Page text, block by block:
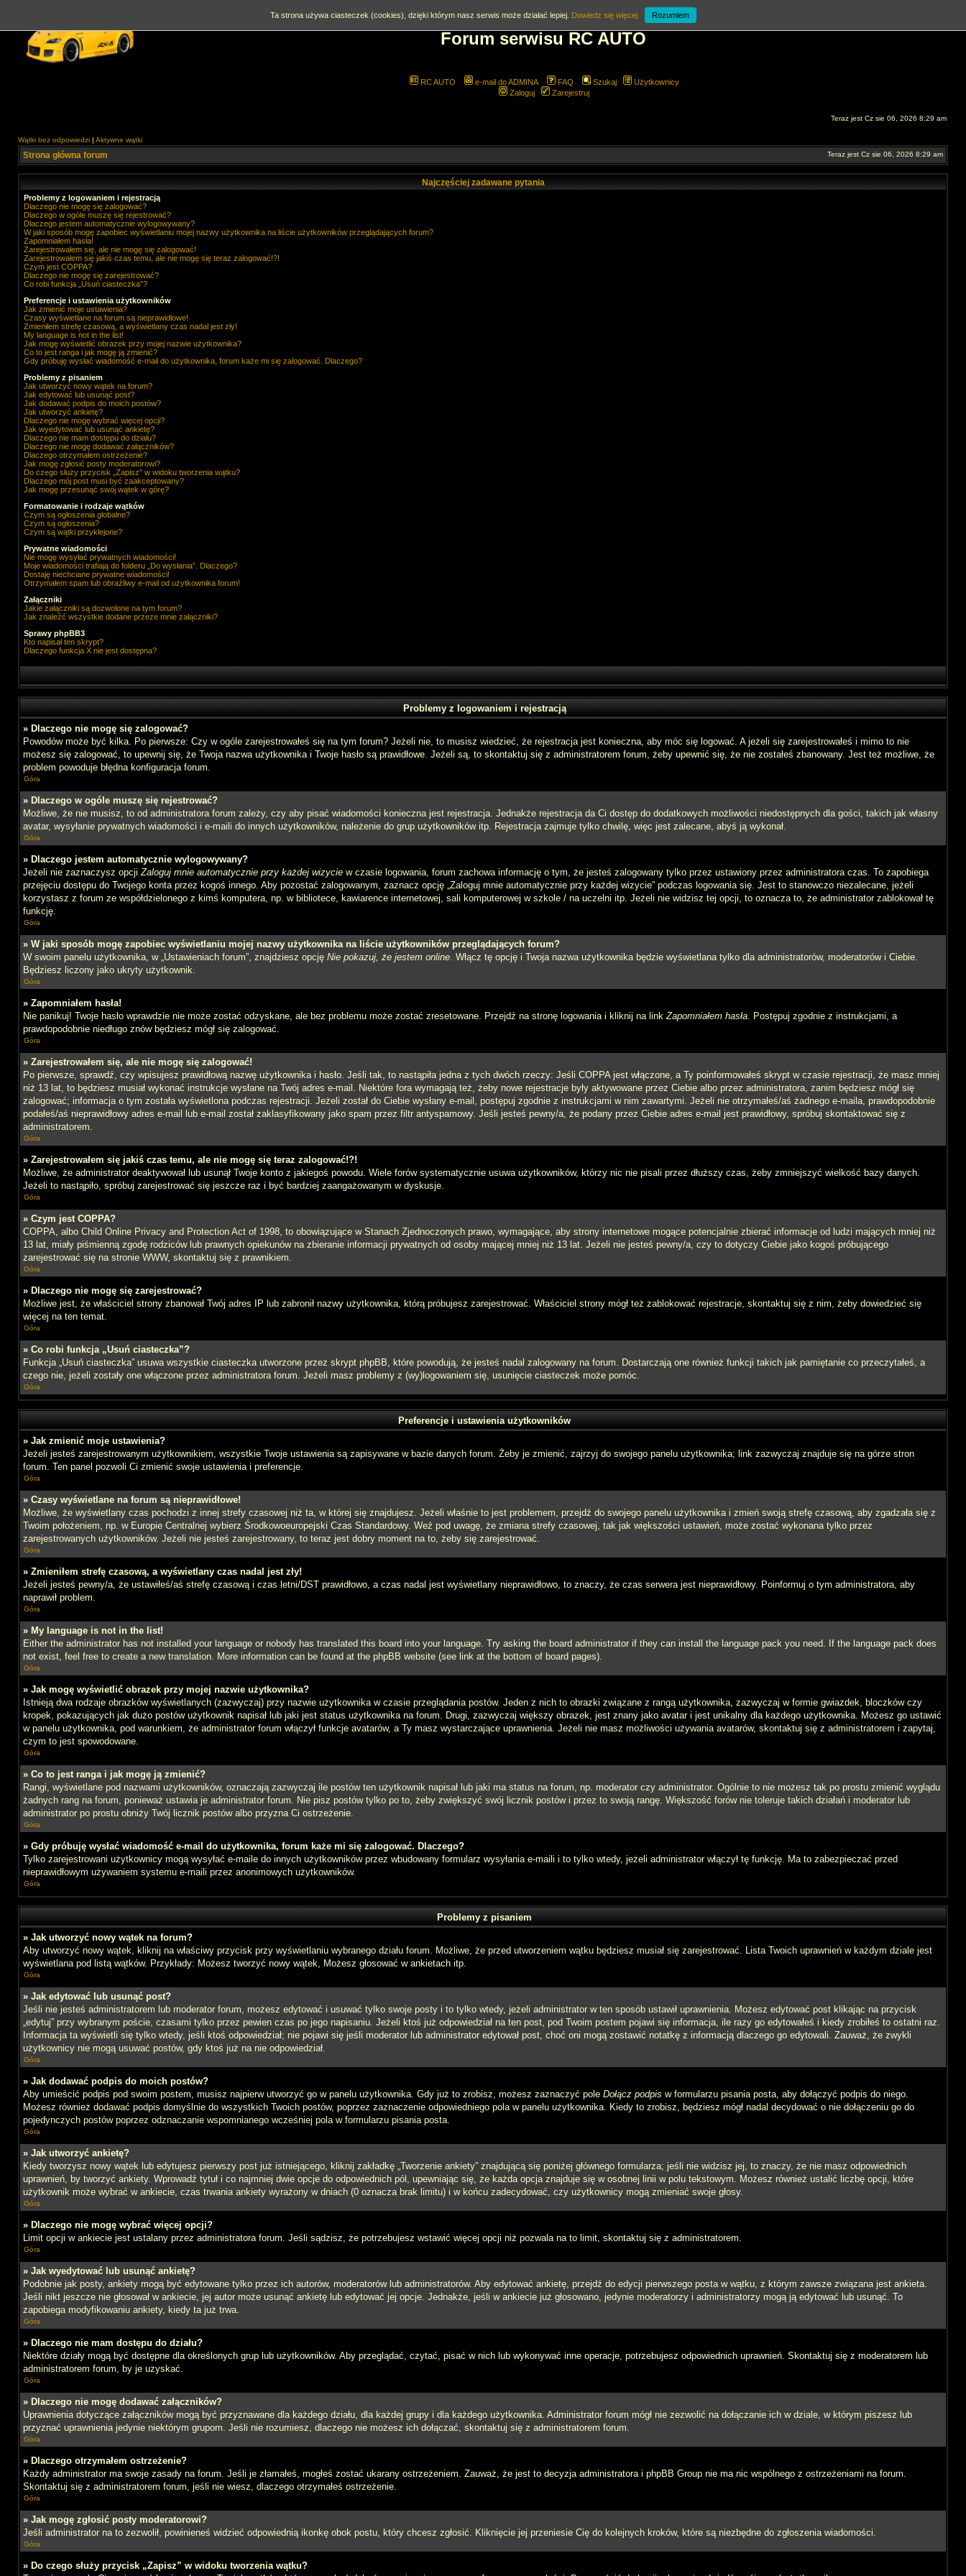
Forum serwisu RC AUTO
RC AUTO e-mail do ADMINA FAQ Szukaj
Użytkownicy
Zaloguj
Zarejestruj
Teraz jest Cz sie 06, 2026 8:29 am
Wątki bez odpowiedzi | Aktywne wątki
Strona główna forum Teraz jest Cz sie 06, 2026 8:29 am
Najczęściej zadawane pytania
Problemy z logowaniem i rejestracją
Dlaczego nie mogę się zalogować?
Dlaczego w ogóle muszę się rejestrować?
Dlaczego jestem automatycznie wylogowywany?
W jaki sposób mogę zapobiec wyświetlaniu mojej nazwy użytkownika na liście użytkowników przeglądających forum?
Zapomniałem hasła!
Zarejestrowałem się, ale nie mogę się zalogować!
Zarejestrowałem się jakiś czas temu, ale nie mogę się teraz zalogować!?!
Czym jest COPPA?
Dlaczego nie mogę się zarejestrować?
Co robi funkcja „Usuń ciasteczka”?
Preferencje i ustawienia użytkowników
Jak zmienić moje ustawienia?
Czasy wyświetlane na forum są nieprawidłowe!
Zmieniłem strefę czasową, a wyświetlany czas nadal jest zły!
My language is not in the list!
Jak mogę wyświetlić obrazek przy mojej nazwie użytkownika?
Co to jest ranga i jak mogę ją zmienić?
Gdy próbuję wysłać wiadomość e-mail do użytkownika, forum każe mi się zalogować. Dlaczego?
Problemy z pisaniem
Jak utworzyć nowy wątek na forum?
Jak edytować lub usunąć post?
Jak dodawać podpis do moich postów?
Jak utworzyć ankietę?
Dlaczego nie mogę wybrać więcej opcji?
Jak wyedytować lub usunąć ankietę?
Dlaczego nie mam dostępu do działu?
Dlaczego nie mogę dodawać załączników?
Dlaczego otrzymałem ostrzeżenie?
Jak mogę zgłosić posty moderatorowi?
Do czego służy przycisk „Zapisz” w widoku tworzenia wątku?
Dlaczego mój post musi być zaakceptowany?
Jak mogę przesunąć swój wątek w górę?
Formatowanie i rodzaje wątków
Czym są ogłoszenia globalne?
Czym są ogłoszenia?
Czym są wątki przyklejone?
Prywatne wiadomości
Nie mogę wysyłać prywatnych wiadomości!
Moje wiadomości trafiają do folderu „Do wysłania”. Dlaczego?
Dostaję niechciane prywatne wiadomości!
Otrzymałem spam lub obraźliwy e-mail od użytkownika forum!
Załączniki
Jakie załączniki są dozwolone na tym forum?
Jak znaleźć wszystkie dodane przeze mnie załączniki?
Sprawy phpBB3
Kto napisał ten skrypt?
Dlaczego funkcja X nie jest dostępna?
Problemy z logowaniem i rejestracją
» Dlaczego nie mogę się zalogować?
Powodów może być kilka. Po pierwsze: Czy w ogóle zarejestrowałeś się na tym forum? Jeżeli nie, to musisz wiedzieć, że rejestracja jest konieczna, aby móc się logować. A jeżeli się zarejestrowałeś i mimo to nie
możesz się zalogować, to upewnij się, że Twoja nazwa użytkownika i Twoje hasło są prawidłowe. Jeżeli są, to skontaktuj się z administratorem forum, żeby upewnić się, że nie zostałeś zbanowany. Jest też możliwe, że
problem powoduje błędna konfiguracja forum.
Góra
» Dlaczego w ogóle muszę się rejestrować?
Możliwe, że nie musisz, to od administratora forum zależy, czy aby pisać wiadomości konieczna jest rejestracja. Jednakże rejestracja da Ci dostęp do dodatkowych możliwości niedostępnych dla gości, takich jak własny
avatar, wysyłanie prywatnych wiadomości i e-maili do innych użytkowników, należenie do grup użytkowników itp. Rejestracja zajmuje tylko chwilę, więc jest zalecane, abyś ją wykonał.
Góra
» Dlaczego jestem automatycznie wylogowywany?
Jeżeli nie zaznaczysz opcjiZaloguj mnie automatycznie przy każdej wizycie w czasie logowania, forum zachowa informację o tym, że jesteś zalogowany tylko przez ustawiony przez administratora czas. To zapobiega
przejęciu dostępu do Twojego konta przez kogoś innego. Aby pozostać zalogowanym, zaznacz opcję „Zaloguj mnie automatycznie przy każdej wizycie” podczas logowania się. Jest to stanowczo niezalecane, jeżeli
korzystasz z forum ze współdzielonego z kimś komputera, np. w bibliotece, kawiarence internetowej, sali komputerowej w szkole / na uczelni itp. Jeżeli nie widzisz tej opcji, to oznacza to, że administrator zablokował tę
funkcję.
Góra
» W jaki sposób mogę zapobiec wyświetlaniu mojej nazwy użytkownika na liście użytkowników przeglądających forum?
W swoim panelu użytkownika, w „Ustawieniach forum”, znajdziesz opcję Nie pokazuj, że jestem online. Włącz tę opcję i Twoja nazwa użytkownika będzie wyświetlana tylko dla administratorów, moderatorów i Ciebie.
Będziesz liczony jako ukryty użytkownik.
Góra
» Zapomniałem hasła!
Nie panikuj! Twoje hasło wprawdzie nie może zostać odzyskane, ale bez problemu może zostać zresetowane. Przejdź na stronę logowania i kliknij na linkZapomniałem hasła. Postępuj zgodnie z instrukcjami, a
prawdopodobnie niedługo znów będziesz mógł się zalogować.
Góra
» Zarejestrowałem się, ale nie mogę się zalogować!
Po pierwsze, sprawdź, czy wpisujesz prawidłową nazwę użytkownika i hasło. Jeśli tak, to nastąpiła jedna z tych dwóch rzeczy: Jeśli COPPA jest włączone, a Ty poinformowałeś skrypt w czasie rejestracji, że masz mniej
niż 13 lat, to będziesz musiał wykonać instrukcje wysłane na Twój adres e-mail. Niektóre fora wymagają też, żeby nowe rejestracje były aktywowane przez Ciebie albo przez administratora, zanim będziesz mógł się
zalogować; informacja o tym została wyświetlona podczas rejestracji. Jeżeli został do Ciebie wysłany e-mail, postępuj zgodnie z instrukcjami w nim zawartymi. Jeżeli nie otrzymałeś/aś żadnego e-maila, prawdopodobnie
podałeś/aś nieprawidłowy adres e-mail lub e-mail został zaklasyfikowany jako spam przez filtr antyspamowy. Jeśli jesteś pewny/a, że podany przez Ciebie adres e-mail jest prawidłowy, spróbuj skontaktować się z
administratorem.
Góra
» Zarejestrowałem się jakiś czas temu, ale nie mogę się teraz zalogować!?!
Możliwe, że administrator deaktywował lub usunął Twoje konto z jakiegoś powodu. Wiele forów systematycznie usuwa użytkowników, którzy nic nie pisali przez dłuższy czas, żeby zmniejszyć wielkość bazy danych.
Jeżeli to nastąpiło, spróbuj zarejestrować się jeszcze raz i być bardziej zaangażowanym w dyskusje.
Góra
» Czym jest COPPA?
COPPA, albo Child Online Privacy and Protection Act of 1998, to obowiązujące w Stanach Zjednoczonych prawo, wymagające, aby strony internetowe mogące potencjalnie zbierać informacje od ludzi mających mniej niż
13 lat, miały piśmienną zgodę rodziców lub prawnych opiekunów na zbieranie informacji prywatnych od osoby mającej mniej niż 13 lat. Jeżeli nie jesteś pewny/a, czy to dotyczy Ciebie jako kogoś próbującego
zarejestrować się na stronie WWW, skontaktuj się z prawnikiem.
Góra
» Dlaczego nie mogę się zarejestrować?
Możliwe jest, że właściciel strony zbanował Twój adres IP lub zabronił nazwy użytkownika, którą próbujesz zarejestrować. Właściciel strony mógł też zablokować rejestracje, skontaktuj się z nim, żeby dowiedzieć się
więcej na ten temat.
Góra
» Co robi funkcja „Usuń ciasteczka”?
Funkcja „Usuń ciasteczka” usuwa wszystkie ciasteczka utworzone przez skrypt phpBB, które powodują, że jesteś nadal zalogowany na forum. Dostarczają one również funkcji takich jak pamiętanie co przeczytałeś, a
czego nie, jeżeli zostały one włączone przez administratora forum. Jeżeli masz problemy z (wy)logowaniem się, usunięcie ciasteczek może pomóc.
Góra
Preferencje i ustawienia użytkowników
» Jak zmienić moje ustawienia?
Jeżeli jesteś zarejestrowanym użytkownikiem, wszystkie Twoje ustawienia są zapisywane w bazie danych forum. Żeby je zmienić, zajrzyj do swojego panelu użytkownika; link zazwyczaj znajduje się na górze stron
forum. Ten panel pozwoli Ci zmienić swoje ustawienia i preferencje.
Góra
» Czasy wyświetlane na forum są nieprawidłowe!
Możliwe, że wyświetlany czas pochodzi z innej strefy czasowej niż ta, w której się znajdujesz. Jeżeli właśnie to jest problemem, przejdź do swojego panelu użytkownika i zmień swoją strefę czasową, aby zgadzała się z
Twoim położeniem, np. w Europie Centralnej wybierz Środkowoeuropejski Czas Standardowy. Weź pod uwagę, że zmiana strefy czasowej, tak jak większości ustawień, może zostać wykonana tylko przez
zarejestrowanych użytkowników. Jeżeli nie jesteś zarejestrowany, to teraz jest dobry moment na to, żeby się zarejestrować.
Góra
» Zmieniłem strefę czasową, a wyświetlany czas nadal jest zły!
Jeżeli jesteś pewny/a, że ustawiłeś/aś strefę czasową i czas letni/DST prawidłowo, a czas nadal jest wyświetlany nieprawidłowo, to znaczy, że czas serwera jest nieprawidłowy. Poinformuj o tym administratora, aby
naprawił problem.
Góra
» My language is not in the list!
Either the administrator has not installed your language or nobody has translated this board into your language. Try asking the board administrator if they can install the language pack you need. If the language pack does
not exist, feel free to create a new translation. More information can be found at the phpBB website (see link at the bottom of board pages).
Góra
» Jak mogę wyświetlić obrazek przy mojej nazwie użytkownika?
Istnieją dwa rodzaje obrazków wyświetlanych (zazwyczaj) przy nazwie użytkownika w czasie przeglądania postów. Jeden z nich to obrazki związane z rangą użytkownika, zazwyczaj w formie gwiazdek, bloczków czy
kropek, pokazujących jak dużo postów użytkownik napisał lub jaki jest status użytkownika na forum. Drugi, zazwyczaj większy obrazek, jest znany jako avatar i jest unikalny dla każdego użytkownika. Możesz go ustawić
w panelu użytkownika, pod warunkiem, że administrator forum włączył funkcje avatarów, a Ty masz wystarczające uprawnienia. Jeżeli nie masz możliwości używania avatarów, skontaktuj się z administratorem i zapytaj,
czym to jest spowodowane.
Góra
» Co to jest ranga i jak mogę ją zmienić?
Rangi, wyświetlane pod nazwami użytkowników, oznaczają zazwyczaj ile postów ten użytkownik napisał lub jaki ma status na forum, np. moderator czy administrator. Ogólnie to nie możesz tak po prostu zmienić wyglądu
żadnych rang na forum, ponieważ ustawia je administrator forum. Nie pisz postów tylko po to, żeby zwiększyć swój licznik postów i przez to swoją rangę. Większość forów nie toleruje takich działań i moderator lub
administrator po prostu obniży Twój licznik postów albo przyzna Ci ostrzeżenie.
Góra
» Gdy próbuję wysłać wiadomość e-mail do użytkownika, forum każe mi się zalogować. Dlaczego?
Tylko zarejestrowani użytkownicy mogą wysyłać e-maile do innych użytkowników przez wbudowany formularz wysyłania e-maili i to tylko wtedy, jeżeli administrator włączył tę funkcję. Ma to zabezpieczać przed
nieprawidłowym używaniem systemu e-maili przez anonimowych użytkowników.
Góra
Problemy z pisaniem
» Jak utworzyć nowy wątek na forum?
Aby utworzyć nowy wątek, kliknij na właściwy przycisk przy wyświetlaniu wybranego działu forum. Możliwe, że przed utworzeniem wątku będziesz musiał się zarejestrować. Lista Twoich uprawnień w każdym dziale jest
wyświetlana pod listą wątków. Przykłady: Możesz tworzyć nowy wątek, Możesz głosować w ankietach itp.
Góra
» Jak edytować lub usunąć post?
Jeśli nie jesteś administratorem lub moderator forum, możesz edytować i usuwać tylko swoje posty i to tylko wtedy, jeżeli administrator w ten sposób ustawił uprawnienia. Możesz edytować post klikając na przycisk
„edytuj” przy wybranym poście, czasami tylko przez pewien czas po jego napisaniu. Jeżeli ktoś już odpowiedział na ten post, pod Twoim postem pojawi się informacja, ile razy go edytowałeś i kiedy zrobiłeś to ostatni raz.
Informacja ta wyświetli się tylko wtedy, jeśli ktoś odpowiedział; nie pojawi się jeśli moderator lub administrator edytował post, choć oni mogą zostawić notatkę z informacją dlaczego go edytowali. Zauważ, że zwykli
użytkownicy nie mogą usuwać postów, gdy ktoś już na nie odpowiedział.
Góra
» Jak dodawać podpis do moich postów?
Aby umieścić podpis pod swoim postem, musisz najpierw utworzyć go w panelu użytkownika. Gdy już to zrobisz, możesz zaznaczyć pole Dołącz podpis w formularzu pisania posta, aby dołączyć podpis do niego.
Możesz również dodawać podpis domyślnie do wszystkich Twoich postów, poprzez zaznaczenie odpowiedniego pola w panelu użytkownika. Kiedy to zrobisz, będziesz mógł nadal decydować o nie dołączeniu go do
pojedynczych postów poprzez odznaczanie wspomnianego wcześniej pola w formularzu pisania posta.
Góra
» Jak utworzyć ankietę?
Kiedy tworzysz nowy wątek lub edytujesz pierwszy post już istniejącego, kliknij zakładkę „Tworzenie ankiety” znajdującą się poniżej głównego formularza; jeśli nie widzisz jej, to znaczy, że nie masz odpowiednich
uprawnień, by tworzyć ankiety. Wprowadź tytuł i co najmniej dwie opcje do odpowiednich pól, upewniając się, że każda opcja znajduje się w osobnej linii w polu tekstowym. Możesz również ustalić liczbę opcji, które
użytkownik może wybrać w ankiecie, czas trwania ankiety wyrażony w dniach (0 oznacza brak limitu) i w końcu zadecydować, czy użytkownicy mogą zmieniać swoje głosy.
Góra
» Dlaczego nie mogę wybrać więcej opcji?
Limit opcji w ankiecie jest ustalany przez administratora forum. Jeśli sądzisz, że potrzebujesz wstawić więcej opcji niż pozwala na to limit, skontaktuj się z administratorem.
Góra
» Jak wyedytować lub usunąć ankietę?
Podobnie jak posty, ankiety mogą być edytowane tylko przez ich autorów, moderatorów lub administratorów. Aby edytować ankietę, przejdź do edycji pierwszego posta w wątku, z którym zawsze związana jest ankieta.
Jeśli nikt jeszcze nie głosował w ankiecie, jej autor może usunąć ankietę lub edytować jej opcje. Jednakże, jeśli w ankiecie już głosowano, jedynie moderatorzy i administratorzy mogą ją edytować lub usunąć. To
zapobiega modyfikowaniu ankiety, kiedy ta już trwa.
Góra
» Dlaczego nie mam dostępu do działu?
Niektóre działy mogą być dostępne dla określonych grup lub użytkowników. Aby przeglądać, czytać, pisać w nich lub wykonywać inne operacje, potrzebujesz odpowiednich uprawnień. Skontaktuj się z moderatorem lub
administratorem forum, by je uzyskać.
Góra
» Dlaczego nie mogę dodawać załączników?
Uprawnienia dotyczące załączników mogą być przyznawane dla każdego działu, dla każdej grupy i dla każdego użytkownika. Administrator forum mógł nie zezwolić na dołączanie ich w dziale, w którym piszesz lub
przyznać uprawnienia jedynie niektórym grupom. Jeśli nie rozumiesz, dlaczego nie możesz ich dołączać, skontaktuj się z administratorem forum.
Góra
» Dlaczego otrzymałem ostrzeżenie?
Każdy administrator ma swoje zasady na forum. Jeśli je złamałeś, mogłeś zostać ukarany ostrzeżeniem. Zauważ, że jest to decyzja administratora i phpBB Group nie ma nic wspólnego z ostrzeżeniami na forum.
Skontaktuj się z administratorem forum, jeśli nie wiesz, dlaczego otrzymałeś ostrzeżenie.
Góra
» Jak mogę zgłosić posty moderatorowi?
Jeśli administrator na to zezwolił, powinieneś widzieć odpowiednią ikonkę obok postu, który chcesz zgłosić. Kliknięcie jej przeniesie Cię do kolejnych kroków, które są niezbędne do zgłoszenia wiadomości.
Góra
» Do czego służy przycisk „Zapisz” w widoku tworzenia wątku?
Ta strona używa ciasteczek (cookies), dzięki którym nasz serwis może działać lepiej. Dowiedz się więcej Rozumiem